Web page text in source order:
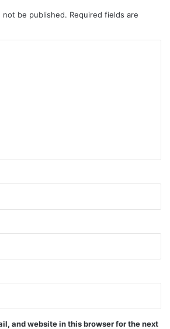
not be published. Required fields are
and website in this browser for the next